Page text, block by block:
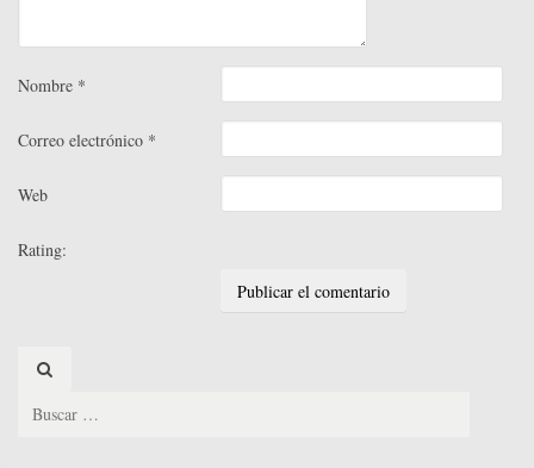
Nombre *
Correo electrónico *
Web
Rating:
Search